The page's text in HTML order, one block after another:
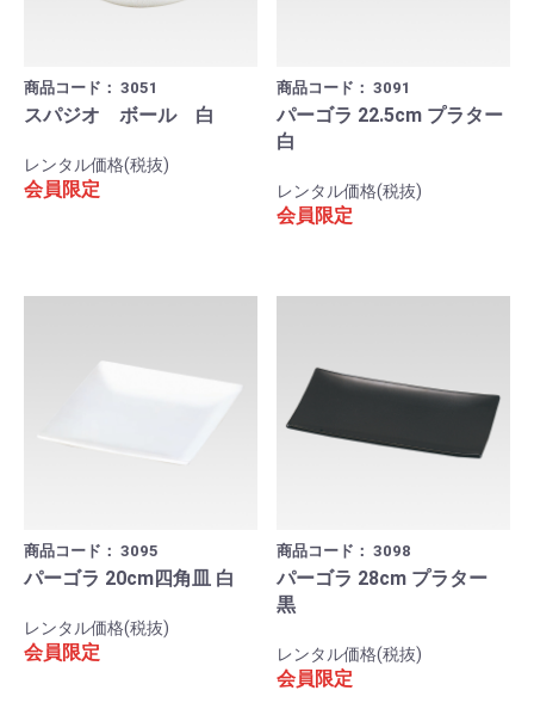
商品コード： 3051
スパジオ ボール 白
レンタル価格(税抜)
会員限定
商品コード： 3091
パーゴラ 22.5cm プラター
白
レンタル価格(税抜)
会員限定
商品コード： 3095
パーゴラ 20cm四角皿 白
レンタル価格(税抜)
会員限定
商品コード： 3098
パーゴラ 28cm プラター
黒
レンタル価格(税抜)
会員限定